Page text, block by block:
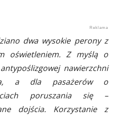
dwa wysokie perony z
oświetleniem. Z myślą o
nawierzchni
a dla pasażerów o
poruszania się –
dojścia. Korzystanie z